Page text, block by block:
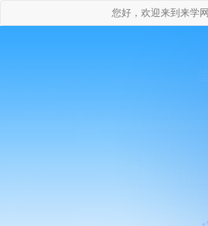
您好，欢迎来到来学网